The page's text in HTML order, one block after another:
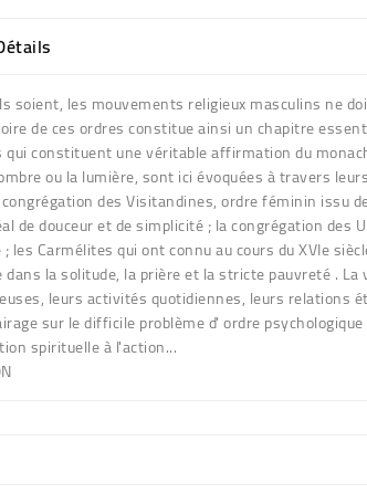
soient, les mouvements religieux masculins ne
de ces ordres constitue ainsi un chapitre
qui constituent une véritable affirmation du
ou la lumière, sont ici évoquées à travers
des Visitandines, ordre féminin issu
de douceur et de simplicité ; la congrégation
les Carmélites qui ont connu au cours du XVIe
la solitude, la prière et la stricte pauvreté .
leurs activités quotidiennes, leurs relations
sur le difficile problème d' ordre
spirituelle à l'action...